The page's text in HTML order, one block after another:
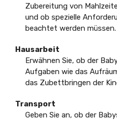
Zubereitung von
und ob spezielle
beachtet werden müssen.
Hausarbeit
Erwähnen Sie, ob der
Aufgaben wie das
das Zubettbringen der
Transport
Geben Sie an, ob der